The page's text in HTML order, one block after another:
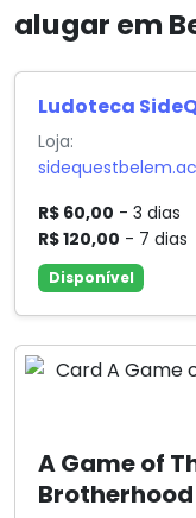
alugar em
A Game of
Ludoteca
Loja:
R$ 60,00 - 3 dias
R$ 120,00 - 7 dias
Disponível